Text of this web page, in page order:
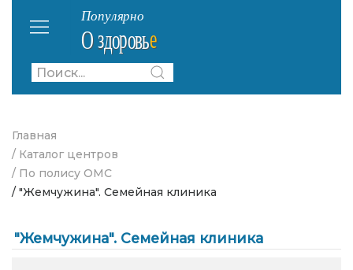
Главная
/ Каталог центров
/ По полису ОМС
/ "Жемчужина". Семейная клиника
"Жемчужина". Семейная клиника